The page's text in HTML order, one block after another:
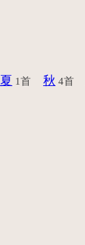
夏 1首 秋 4首